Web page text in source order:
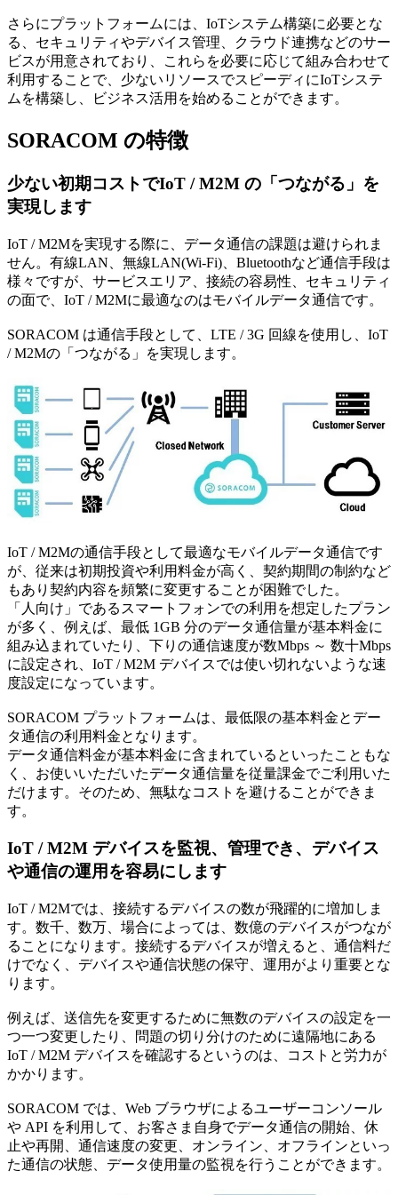
さらにプラットフォームには、IoTシステム構築に必要とな
る、セキュリティやデバイス管理、クラウド連携などのサー
ビスが用意されており、これらを必要に応じて組み合わせて
利用することで、少ないリソースでスピーディにIoTシステ
ムを構築し、ビジネス活用を始めることができます。
SORACOM の特徴
少ない初期コストでIoT / M2M の「つながる」を
実現します
IoT / M2Mを実現する際に、データ通信の課題は避けられま
せん。有線LAN、無線LAN(Wi-Fi)、Bluetoothなど通信手段は
様々ですが、サービスエリア、接続の容易性、セキュリティ
の面で、IoT / M2Mに最適なのはモバイルデータ通信です。
SORACOM は通信手段として、LTE / 3G 回線を使用し、IoT
/ M2Mの「つながる」を実現します。
IoT / M2Mの通信手段として最適なモバイルデータ通信です
が、従来は初期投資や利用料金が高く、契約期間の制約など
もあり契約内容を頻繁に変更することが困難でした。
「人向け」であるスマートフォンでの利用を想定したプラン
が多く、例えば、最低 1GB 分のデータ通信量が基本料金に
組み込まれていたり、下りの通信速度が数Mbps ～ 数十Mbps
に設定され、IoT / M2M デバイスでは使い切れないような速
度設定になっています。
SORACOM プラットフォームは、最低限の基本料金とデー
タ通信の利用料金となります。
データ通信料金が基本料金に含まれているといったこともな
く、お使いいただいたデータ通信量を従量課金でご利用いた
だけます。そのため、無駄なコストを避けることができま
す。
IoT / M2M デバイスを監視、管理でき、デバイス
や通信の運用を容易にします
IoT / M2Mでは、接続するデバイスの数が飛躍的に増加しま
す。数千、数万、場合によっては、数億のデバイスがつなが
ることになります。接続するデバイスが増えると、通信料だ
けでなく、デバイスや通信状態の保守、運用がより重要とな
ります。
例えば、送信先を変更するために無数のデバイスの設定を一
つ一つ変更したり、問題の切り分けのために遠隔地にある
IoT / M2M デバイスを確認するというのは、コストと労力が
かかります。
SORACOM では、Web ブラウザによるユーザーコンソール
や API を利用して、お客さま自身でデータ通信の開始、休
止や再開、通信速度の変更、オンライン、オフラインといっ
た通信の状態、データ使用量の監視を行うことができます。